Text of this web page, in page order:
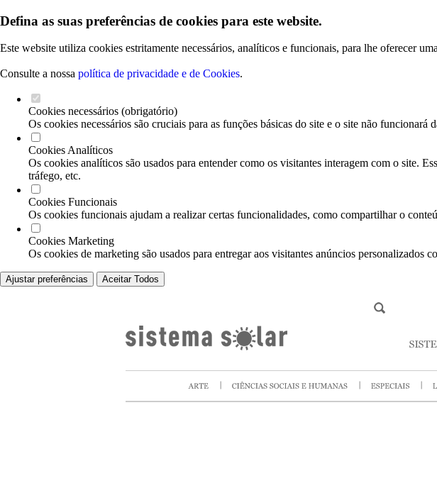
Defina as suas preferências de cookies para este website.
Este website utiliza cookies estritamente necessários, analíticos e funcionais, para lhe oferecer
Consulte a nossa política de privacidade e de Cookies.
Cookies necessários (obrigatório)
Os cookies necessários são cruciais para as funções básicas do site e o site não funcionará
Cookies Analíticos
Os cookies analíticos são usados para entender como os visitantes interagem com o site.
tráfego, etc.
Cookies Funcionais
Os cookies funcionais ajudam a realizar certas funcionalidades, como compartilhar o
Cookies Marketing
Os cookies de marketing são usados para entregar aos visitantes anúncios personalizados
Ajustar preferências Aceitar Todos